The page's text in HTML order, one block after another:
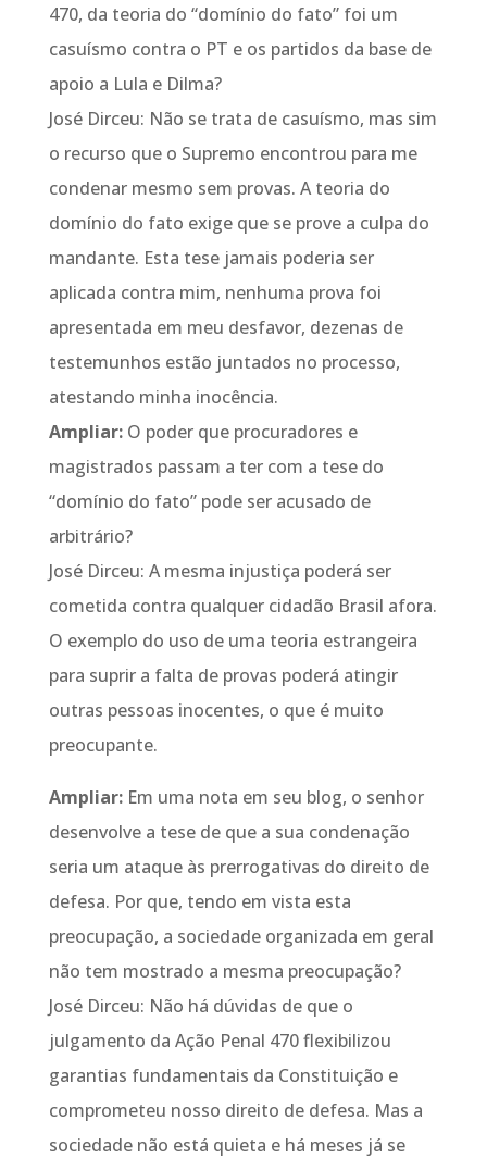
470, da teoria do “domínio do fato” foi um
casuísmo contra o PT e os partidos da base de
apoio a Lula e Dilma?
José Dirceu: Não se trata de casuísmo, mas sim
o recurso que o Supremo encontrou para me
condenar mesmo sem provas. A teoria do
domínio do fato exige que se prove a culpa do
mandante. Esta tese jamais poderia ser
aplicada contra mim, nenhuma prova foi
apresentada em meu desfavor, dezenas de
testemunhos estão juntados no processo,
atestando minha inocência.
Ampliar: O poder que procuradores e
magistrados passam a ter com a tese do
“domínio do fato” pode ser acusado de
arbitrário?
José Dirceu: A mesma injustiça poderá ser
cometida contra qualquer cidadão Brasil afora.
O exemplo do uso de uma teoria estrangeira
para suprir a falta de provas poderá atingir
outras pessoas inocentes, o que é muito
preocupante.
Ampliar:Em uma nota em seu blog, o senhor
desenvolve a tese de que a sua condenação
seria um ataque às prerrogativas do direito de
defesa. Por que, tendo em vista esta
preocupação, a sociedade organizada em geral
não tem mostrado a mesma preocupação?
José Dirceu: Não há dúvidas de que o
julgamento da Ação Penal 470 flexibilizou
garantias fundamentais da Constituição e
comprometeu nosso direito de defesa. Mas a
sociedade não está quieta e há meses já se